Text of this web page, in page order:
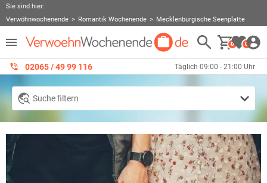
Sie sind hier:
Verwöhnwochenende
Romantik Wochenende Mecklenburgische Seenplatte
0 0
02065 / 49 ‌99 116 Täglich 09:00 - 21:00 Uhr
Suche filtern